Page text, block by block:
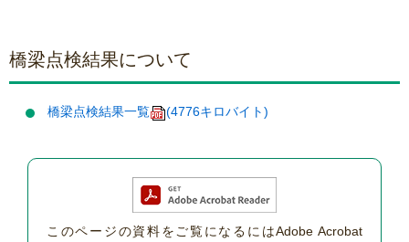
橋梁点検結果について
橋梁点検結果一覧 (4776キロバイト)
このページの資料をご覧になるにはAdobe Acrobat